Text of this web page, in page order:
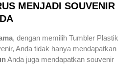
MENJADI SOUVENIR
, dengan memilih Tumbler Plastik
Anda tidak hanya mendapatkan
Anda juga mendapatkan souvenir